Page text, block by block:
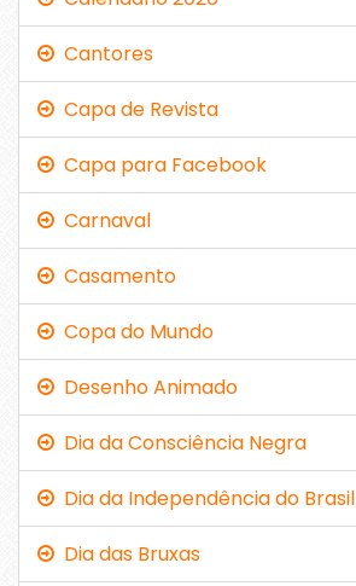
Cantores
Capa de Revista
Capa para Facebook
Carnaval
Casamento
Copa do Mundo
Desenho Animado
Dia da Consciência Negra
Dia da Independência do Brasil
Dia das Bruxas